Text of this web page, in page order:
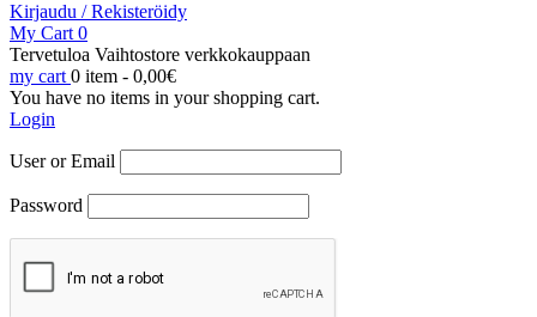
Kirjaudu / Rekisteröidy
My Cart 0
Tervetuloa Vaihtostore verkkokauppaan
my cart 0 item - 0,00€
You have no items in your shopping cart.
Login
User or Email
Password